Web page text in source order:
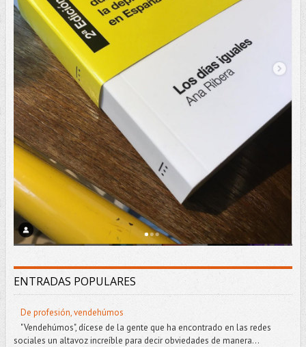
ENTRADAS POPULARES
De profesión, vendehúmos
"Vendehúmos", dícese de la gente que ha encontrado en las redes
sociales un altavoz increíble para decir obviedades de manera...